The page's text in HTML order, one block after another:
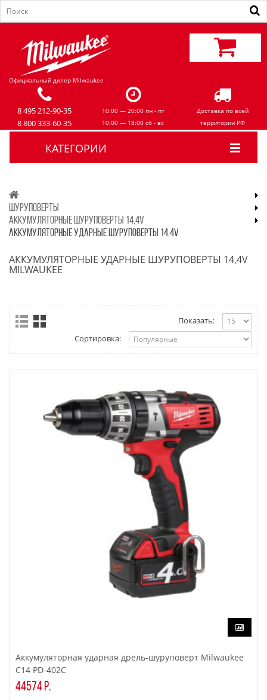
Официальный дилер Milwaukee
8 495 212-90-35
8 800 333-60-35
10:00 — 20:00 пн - пт
10:00 — 18:00 сб - вс
Доставка по всей
территории РФ
КАТЕГОРИИ
ШУРУПОВЕРТЫ
АККУМУЛЯТОРНЫЕ ШУРУПОВЕРТЫ 14,4V
АККУМУЛЯТОРНЫЕ УДАРНЫЕ ШУРУПОВЕРТЫ 14,4V
АККУМУЛЯТОРНЫЕ УДАРНЫЕ ШУРУПОВЕРТЫ 14,4V
MILWAUKEE
Показать:
Сортировка:
Аккумуляторная ударная дрель-шуруповерт Milwaukee
C14 PD-402C
44574 р.